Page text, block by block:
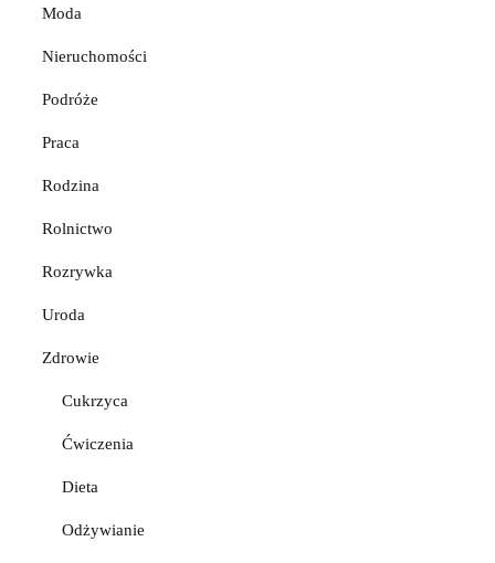
Moda
Nieruchomości
Podróże
Praca
Rodzina
Rolnictwo
Rozrywka
Uroda
Zdrowie
Cukrzyca
Ćwiczenia
Dieta
Odżywianie